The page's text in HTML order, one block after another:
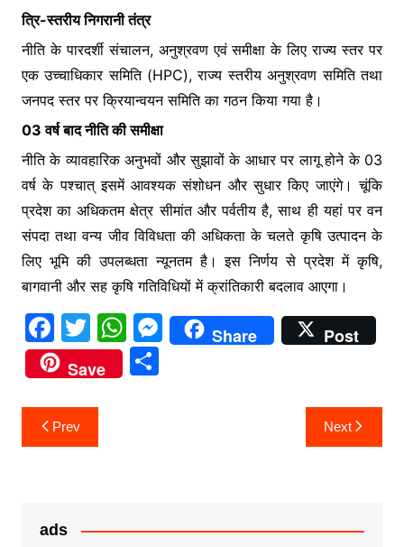
त्रि-स्तरीय निगरानी तंत्र
नीति के पारदर्शी संचालन, अनुश्रवण एवं समीक्षा के लिए राज्य स्तर पर
एक उच्चाधिकार समिति (HPC), राज्य स्तरीय अनुश्रवण समिति तथा
जनपद स्तर पर क्रियान्वयन समिति का गठन किया गया है।
03 वर्ष बाद नीति की समीक्षा
नीति के व्यावहारिक अनुभवों और सुझावों के आधार पर लागू होने के 03
वर्ष के पश्चात् इसमें आवश्यक संशोधन और सुधार किए जाएंगे। चूंकि
प्रदेश का अधिकतम क्षेत्र सीमांत और पर्वतीय है, साथ ही यहां पर वन
संपदा तथा वन्य जीव विविधता की अधिकता के चलते कृषि उत्पादन के
लिए भूमि की उपलब्धता न्यूनतम है। इस निर्णय से प्रदेश में कृषि,
बागवानी और सह कृषि गतिविधियों में क्रांतिकारी बदलाव आएगा।
F
a
c
e
b
k
T
w
itt
er
W
h
at
M
e
er
Share
Post
Save
S
Post
navigation
Prev Next
ads